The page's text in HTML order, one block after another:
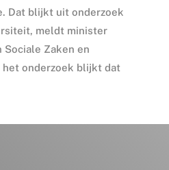
Dat blijkt uit onderzoek
meldt minister
Sociale Zaken en
onderzoek blijkt dat